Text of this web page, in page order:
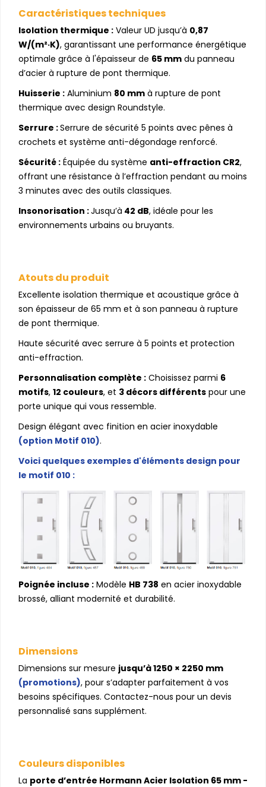
Caractéristiques techniques
Isolation thermique : Valeur UD jusqu’à 0,87
W/(m²·K), garantissant une performance énergétique
optimale grâce à l'épaisseur de 65 mm du panneau
d’acier à rupture de pont thermique.
Huisserie : Aluminium 80 mm à rupture de pont
thermique avec design Roundstyle.
Serrure :Serrure de sécurité 5 points avec pênes à
crochets et système anti-dégondage renforcé.
Sécurité : Équipée du système anti-effraction CR2,
offrant une résistance à l’effraction pendant au moins
3 minutes avec des outils classiques.
Insonorisation :Jusqu’à 42 dB, idéale pour les
environnements urbains ou bruyants.
Atouts du produit
Excellente isolation thermique et acoustique grâce à
son épaisseur de 65 mm et à son panneau à rupture
de pont thermique.
Haute sécurité avec serrure à 5 points et protection
anti-effraction.
Personnalisation complète : Choisissez parmi 6
motifs, 12 couleurs, et 3 décors différents pour une
porte unique qui vous ressemble.
Design élégant avec finition en acier inoxydable
(option Motif 010).
Voici quelques exemples d'éléments design pour
le motif 010 :
Poignée incluse : Modèle HB 738 en acier inoxydable
brossé, alliant modernité et durabilité.
Dimensions
Dimensions sur mesure jusqu’à 1250 × 2250 mm
(promotions), pour s’adapter parfaitement à vos
besoins spécifiques. Contactez-nous pour un devis
personnalisé sans supplément.
Couleurs disponibles
La porte d’entrée Hormann Acier Isolation 65 mm -